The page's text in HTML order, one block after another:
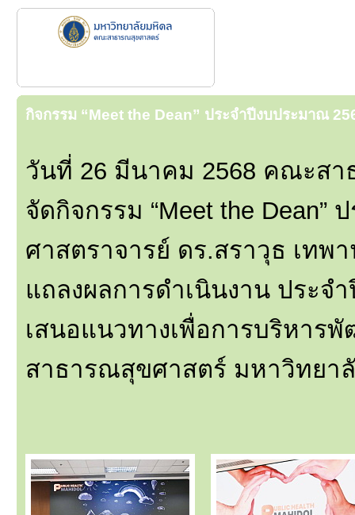
กิจกรรม “Meet the Dean” ประจำปีงบประมาณ
วันที่ 26 มีนาคม 2568 คณะส
จัดกิจกรรม “Meet the Dean”
ศาสตราจารย์ ดร.สราวุธ เท
แถลงผลการดำเนินงาน ประ
เสนอแนวทางเพื่อการบริหา
สาธารณสุขศาสตร์ มหาวิทยา